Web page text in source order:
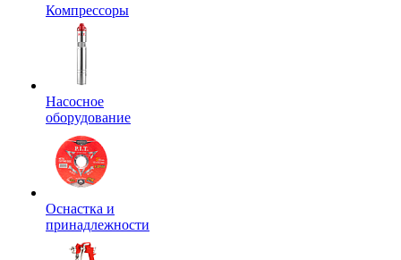
Компрессоры
Насосное
оборудование
Оснастка и
принадлежности